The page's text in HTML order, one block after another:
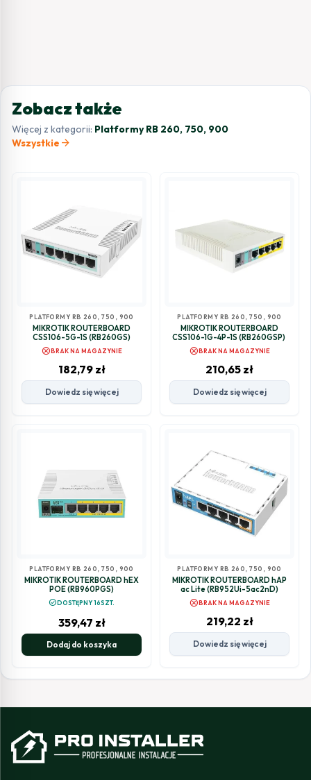
Zobacz także
Więcej z kategorii: Platformy RB 260, 750, 900
Wszystkie arrow_forward
PLATFORMY RB 260, 750, 900
MIKROTIK ROUTERBOARD
CSS106-5G-1S (RB260GS)
cancelBRAK NA MAGAZYNIE
182,79 zł
Dowiedz się więcej
PLATFORMY RB 260, 750, 900
MIKROTIK ROUTERBOARD
CSS106-1G-4P-1S (RB260GSP)
cancelBRAK NA MAGAZYNIE
210,65 zł
Dowiedz się więcej
PLATFORMY RB 260, 750, 900
MIKROTIK ROUTERBOARD hEX
POE (RB960PGS)
check_circleDOSTĘPNY 16SZT.
359,47 zł
Dodaj do koszyka
PLATFORMY RB 260, 750, 900
MIKROTIK ROUTERBOARD hAP
ac Lite (RB952Ui-5ac2nD)
cancelBRAK NA MAGAZYNIE
219,22 zł
Dowiedz się więcej